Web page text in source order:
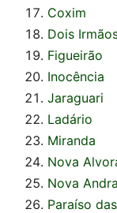
Coxim
Dois
Figueirão
Inocência
Jaraguari
Ladário
Miranda
Nova
Nova
Paraíso